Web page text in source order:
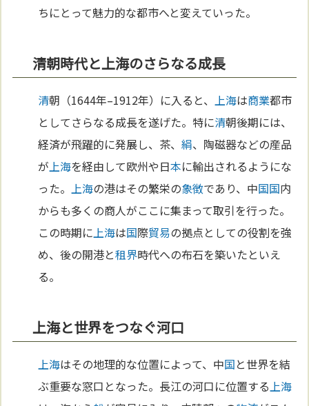
ちにとって魅力的な都市へと変えていった。
清朝時代と上海のさらなる成長
清朝（1644年–1912年）に入ると、上海は商業都市
としてさらなる成長を遂げた。特に清朝後期には、
経済が飛躍的に発展し、茶、絹、陶磁器などの産品
が上海を経由して欧州や日本に輸出されるようにな
った。上海の港はその繁栄の象徴であり、中国国内
からも多くの商人がここに集まって取引を行った。
この時期に上海は国際貿易の拠点としての役割を強
め、後の開港と租界時代への布石を築いたといえ
る。
上海と世界をつなぐ河口
上海はその地理的な位置によって、中国と世界を結
ぶ重要な窓口となった。長江の河口に位置する上海